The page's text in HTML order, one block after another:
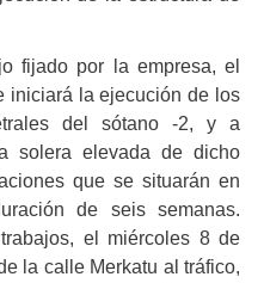
fijado por la empresa, el
iniciará la ejecución de los
del sótano -2, y a
solera elevada de dicho
que se situarán en
de seis semanas.
el miércoles 8 de
la calle Merkatu al tráfico,